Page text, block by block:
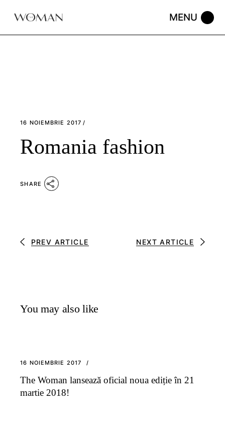
16 NOIEMBRIE 2017
Romania fashion
SHARE
PREV ARTICLE NEXT ARTICLE
You may also like
16 NOIEMBRIE 2017
The Woman lansează oficial noua ediție în 21
martie 2018!